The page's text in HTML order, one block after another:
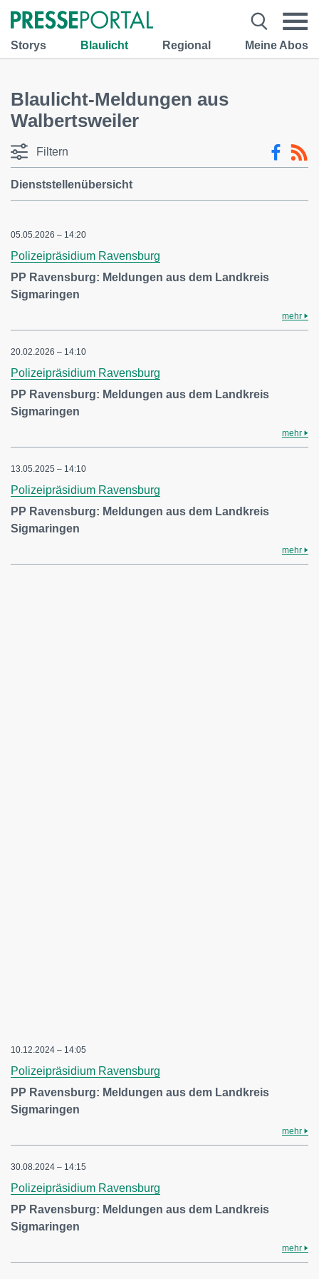
Storys Blaulicht Regional Meine Abos
Blaulicht-Meldungen aus
Walbertsweiler
Filtern
Dienststellenübersicht
05.05.2026 – 14:20
Polizeipräsidium Ravensburg
PP Ravensburg: Meldungen aus dem Landkreis
Sigmaringen
mehr
20.02.2026 – 14:10
Polizeipräsidium Ravensburg
PP Ravensburg: Meldungen aus dem Landkreis
Sigmaringen
mehr
13.05.2025 – 14:10
Polizeipräsidium Ravensburg
PP Ravensburg: Meldungen aus dem Landkreis
Sigmaringen
mehr
10.12.2024 – 14:05
Polizeipräsidium Ravensburg
PP Ravensburg: Meldungen aus dem Landkreis
Sigmaringen
mehr
30.08.2024 – 14:15
Polizeipräsidium Ravensburg
PP Ravensburg: Meldungen aus dem Landkreis
Sigmaringen
mehr